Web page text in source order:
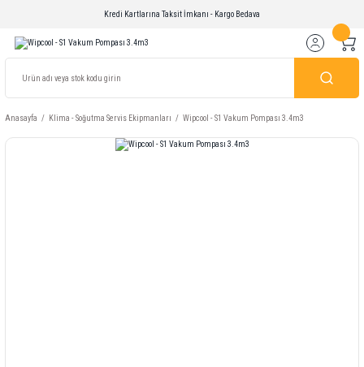
Kredi Kartlarına Taksit İmkanı - Kargo Bedava
Anasayfa Klima - Soğutma Servis Ekipmanları Wipcool - S1 Vakum Pompası 3.4m3